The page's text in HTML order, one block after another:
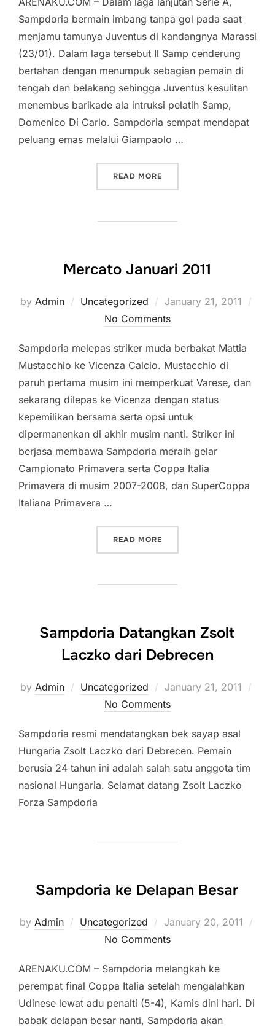
Sampdoria bermain imbang tanpa gol pada saat
menjamu tamunya Juventus di kandangnya Marassi
(23/01). Dalam laga tersebut Il Samp cenderung
bertahan dengan menumpuk sebagian pemain di
tengah dan belakang sehingga Juventus kesulitan
menembus barikade ala intruksi pelatih Samp,
Domenico Di Carlo. Sampdoria sempat mendapat
peluang emas melalui Giampaolo …
READ MORE
Mercato Januari 2011
by Admin Uncategorized
Posted
on
January 21, 2011
No Comments
Sampdoria melepas striker muda berbakat Mattia
Mustacchio ke Vicenza Calcio. Mustacchio di
paruh pertama musim ini memperkuat Varese, dan
sekarang dilepas ke Vicenza dengan status
kepemilikan bersama serta opsi untuk
dipermanenkan di akhir musim nanti. Striker ini
berjasa membawa Sampdoria meraih gelar
Campionato Primavera serta Coppa Italia
Primavera di musim 2007-2008, dan SuperCoppa
Italiana Primavera …
READ MORE
Sampdoria Datangkan Zsolt
Laczko dari Debrecen
by Admin Uncategorized
Posted
on
January 21, 2011
No Comments
Sampdoria resmi mendatangkan bek sayap asal
Hungaria Zsolt Laczko dari Debrecen. Pemain
berusia 24 tahun ini adalah salah satu anggota tim
nasional Hungaria. Selamat datang Zsolt Laczko
Forza Sampdoria
Sampdoria ke Delapan Besar
by Admin Uncategorized
Posted
on
January 20, 2011
No Comments
ARENAKU.COM – Sampdoria melangkah ke
perempat final Coppa Italia setelah mengalahkan
Udinese lewat adu penalti (5-4), Kamis dini hari. Di
babak delapan besar nanti, Sampdoria akan